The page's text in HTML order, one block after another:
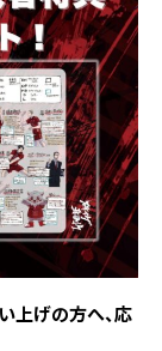
上げの方へ、応